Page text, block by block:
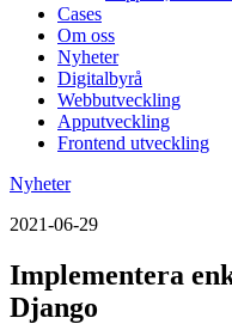
Cases
Om oss
Nyheter
Digitalbyrå
Webbutveckling
Apputveckling
Frontend utveckling
Nyheter
2021-06-29
Implementera
Django